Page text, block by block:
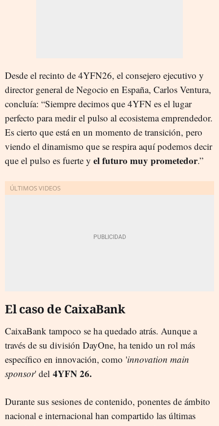
Desde el recinto de 4YFN26, el consejero ejecutivo y
director general de Negocio en España, Carlos Ventura,
concluía: “Siempre decimos que 4YFN es el lugar
perfecto para medir el pulso al ecosistema emprendedor.
Es cierto que está en un momento de transición, pero
viendo el dinamismo que se respira aquí podemos decir
que el pulso es fuerte y el futuro muy prometedor.”
El caso de CaixaBank
CaixaBank tampoco se ha quedado atrás. Aunque a
través de su división DayOne, ha tenido un rol más
específico en innovación, como 'innovation main
sponsor' del 4YFN 26.
Durante sus sesiones de contenido, ponentes de ámbito
nacional e internacional han compartido las últimas